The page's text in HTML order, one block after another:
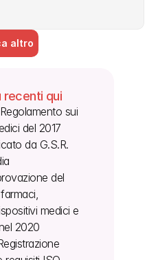
altro
recenti qui
sui
del 2017
da G.S.R.
del
medici e
2020